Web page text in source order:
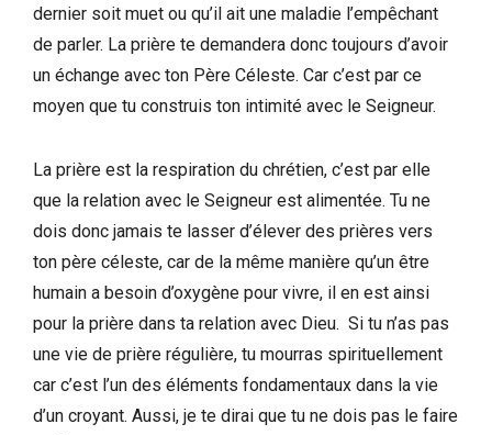
dernier soit muet ou qu’il ait une maladie l’empêchant
de parler. La prière te demandera donc toujours d’avoir
un échange avec ton Père Céleste. Car c’est par ce
moyen que tu construis ton intimité avec le Seigneur.
La prière est la respiration du chrétien, c’est par elle
que la relation avec le Seigneur est alimentée. Tu ne
dois donc jamais te lasser d’élever des prières vers
ton père céleste, car de la même manière qu’un être
humain a besoin d’oxygène pour vivre, il en est ainsi
pour la prière dans ta relation avec Dieu. Si tu n’as pas
une vie de prière régulière, tu mourras spirituellement
car c’est l’un des éléments fondamentaux dans la vie
d’un croyant. Aussi, je te dirai que tu ne dois pas le faire